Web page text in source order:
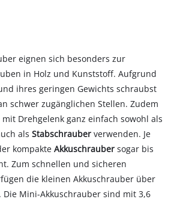
eignen sich besonders zur
in Holz und Kunststoff. Aufgrund
ihres geringen Gewichts schraubst
schwer zugänglichen Stellen. Zudem
Drehgelenk ganz einfach sowohl als
alsStabschrauberverwenden. Je
kompakteAkkuschraubersogar bis
Zum schnellen und sicheren
die kleinen Akkuschrauber über
Mini-Akkuschrauber sind mit 3,6